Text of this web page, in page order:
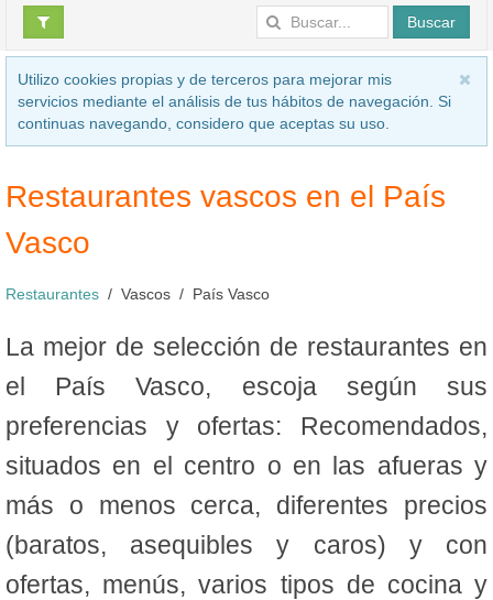
Buscar
Utilizo cookies propias y de terceros para mejorar mis
servicios mediante el análisis de tus hábitos de navegación. Si
continuas navegando, considero que aceptas su uso.
Restaurantes vascos en el País
Vasco
Restaurantes Vascos País Vasco
La mejor de selección de restaurantes en
el País Vasco, escoja según sus
preferencias y ofertas: Recomendados,
situados en el centro o en las afueras y
más o menos cerca, diferentes precios
(baratos, asequibles y caros) y con
ofertas, menús, varios tipos de cocina y